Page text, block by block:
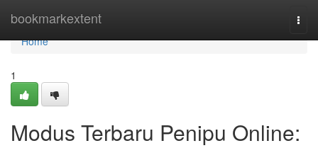
bookmarkextent
Home
Home
1
Modus Terbaru Penipu Online: